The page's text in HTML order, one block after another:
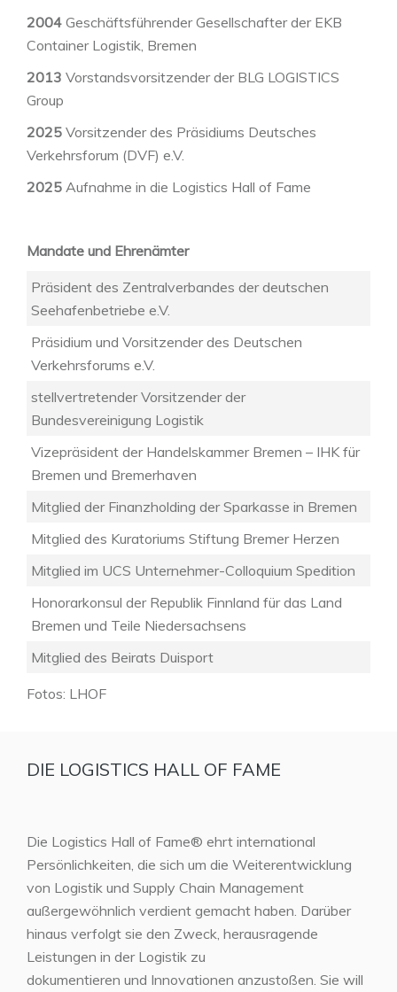
2004 Geschäftsführender Gesellschafter der EKB
Container Logistik, Bremen
2013 Vorstandsvorsitzender der BLG LOGISTICS
Group
2025 Vorsitzender des Präsidiums Deutsches
Verkehrsforum (DVF) e.V.
2025 Aufnahme in die Logistics Hall of Fame
Mandate und Ehrenämter
Präsident des Zentralverbandes der deutschen
Seehafenbetriebe e.V.
Präsidium und Vorsitzender des Deutschen
Verkehrsforums e.V.
stellvertretender Vorsitzender der
Bundesvereinigung Logistik
Vizepräsident der Handelskammer Bremen – IHK für
Bremen und Bremerhaven
Mitglied der Finanzholding der Sparkasse in Bremen
Mitglied des Kuratoriums Stiftung Bremer Herzen
Mitglied im UCS Unternehmer-Colloquium Spedition
Honorarkonsul der Republik Finnland für das Land
Bremen und Teile Niedersachsens
Mitglied des Beirats Duisport
Fotos: LHOF
DIE LOGISTICS HALL OF FAME
Die Logistics Hall of Fame® ehrt international
Persönlichkeiten, die sich um die Weiterentwicklung
von Logistik und Supply Chain Management
außergewöhnlich verdient gemacht haben. Darüber
hinaus verfolgt sie den Zweck, herausragende
Leistungen in der Logistik zu
dokumentieren und Innovationen anzustoßen. Sie will